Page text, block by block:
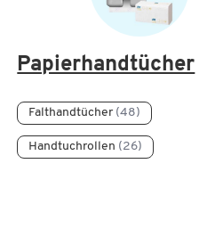
Papierhandtücher
Falthandtücher (48)
Handtuchrollen (26)